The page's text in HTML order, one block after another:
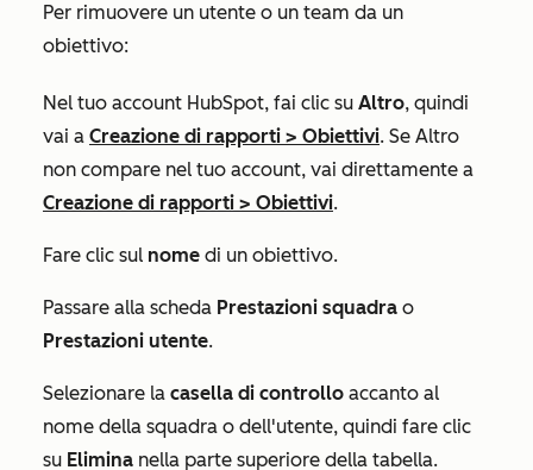
Per rimuovere un utente o un team da un
obiettivo:
Nel tuo account HubSpot, fai clic su Altro, quindi
vai a Creazione di rapporti > Obiettivi. Se Altro
non compare nel tuo account, vai direttamente a
Creazione di rapporti > Obiettivi.
Fare clic sul nome di un obiettivo.
Passare alla scheda Prestazioni squadra o
Prestazioni utente.
Selezionare la casella di controllo accanto al
nome della squadra o dell'utente, quindi fare clic
su Elimina nella parte superiore della tabella.